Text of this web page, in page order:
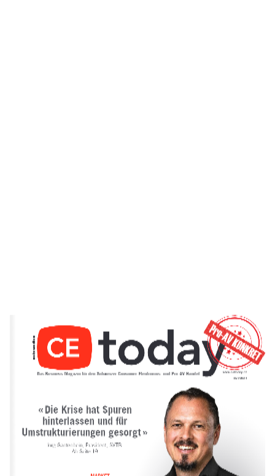
Das Business-Magazin für den Schweizer Consumer-Electronics- und Pro-AV-Handel
07 | 2023
« Die Krise hat Spuren
hinterlassen und für
Umstrukturierungen gesorgt  »
Jörg Gantenbein, Präsident, SVTB.
Ab Seite 19